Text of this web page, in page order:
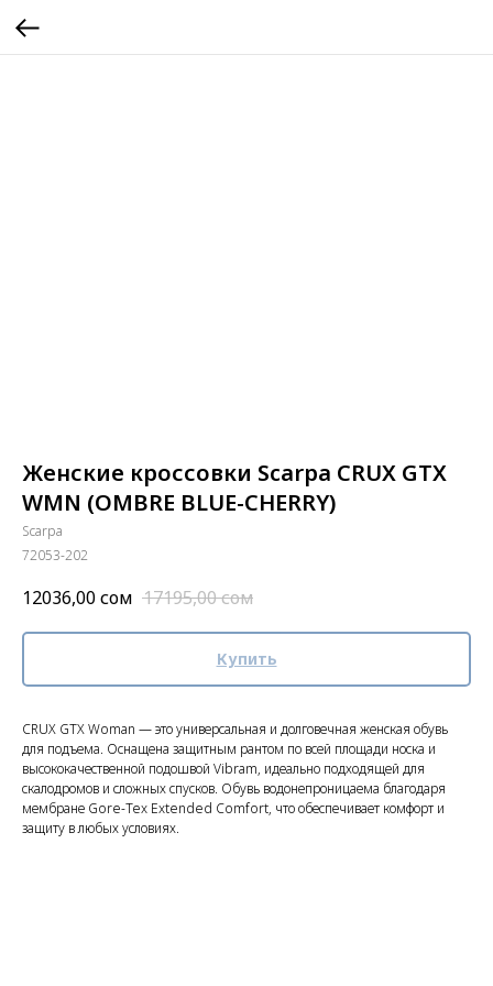
Женские кроссовки Scarpa CRUX GTX
WMN (OMBRE BLUE-CHERRY)
Scarpa
72053-202
12036,00сом 17195,00сом
Купить
CRUX GTX Woman — это универсальная и долговечная женская обувь
для подъема. Оснащена защитным рантом по всей площади носка и
высококачественной подошвой Vibram, идеально подходящей для
скалодромов и сложных спусков. Обувь водонепроницаема благодаря
мембране Gore-Tex Extended Comfort, что обеспечивает комфорт и
защиту в любых условиях.